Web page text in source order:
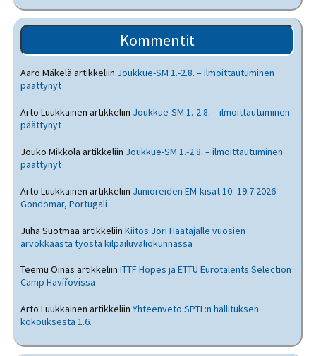
Kommentit
Aaro Mäkelä artikkeliin Joukkue-SM 1.-2.8. – ilmoittautuminen
päättynyt
Arto Luukkainen artikkeliin Joukkue-SM 1.-2.8. – ilmoittautuminen
päättynyt
Jouko Mikkola artikkeliin Joukkue-SM 1.-2.8. – ilmoittautuminen
päättynyt
Arto Luukkainen artikkeliin Junioreiden EM-kisat 10.-19.7.2026
Gondomar, Portugali
Juha Suotmaa artikkeliinKiitos Jori Haatajalle vuosien
arvokkaasta työstä kilpailuvaliokunnassa
Teemu Oinas artikkeliinITTF Hopes ja ETTU Eurotalents Selection
Camp Havířovissa
Arto Luukkainen artikkeliinYhteenveto SPTL:n hallituksen
kokouksesta 1.6.